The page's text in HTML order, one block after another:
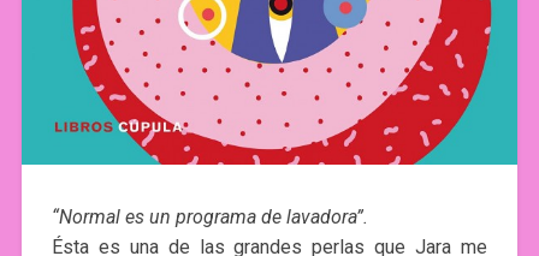
“Normal es un programa de lavadora”.
Ésta es una de las grandes perlas que Jara me